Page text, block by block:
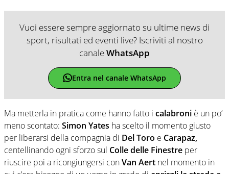
Vuoi essere sempre aggiornato su ultime news di
sport, risultati ed eventi live? Iscriviti al nostro
canaleWhatsApp
Entra nel canale WhatsApp
Ma metterla in pratica come hanno fatto i calabroni è un po’
meno scontato: Simon Yates ha scelto il momento giusto
per liberarsi della compagnia di Del Toro e Carapaz,
centellinando ogni sforzo sul Colle delle Finestre per
riuscire poi a ricongiungersi conVan Aert nel momento in